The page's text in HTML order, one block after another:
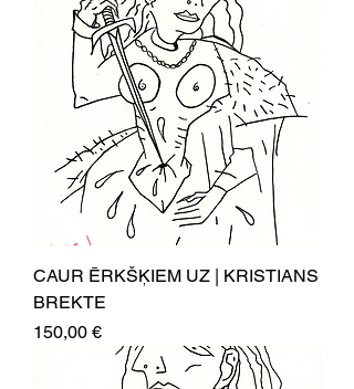
CAUR ĒRKŠĶIEM UZ | KRISTIANS
BREKTE
Price
150,00 €